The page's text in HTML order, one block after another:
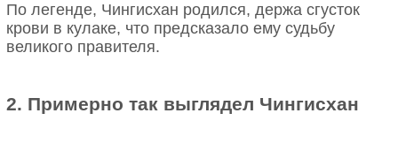
По легенде, Чингисхан родился, держа сгусток
крови в кулаке, что предсказало ему судьбу
великого правителя.
2. Примерно так выглядел Чингисхан